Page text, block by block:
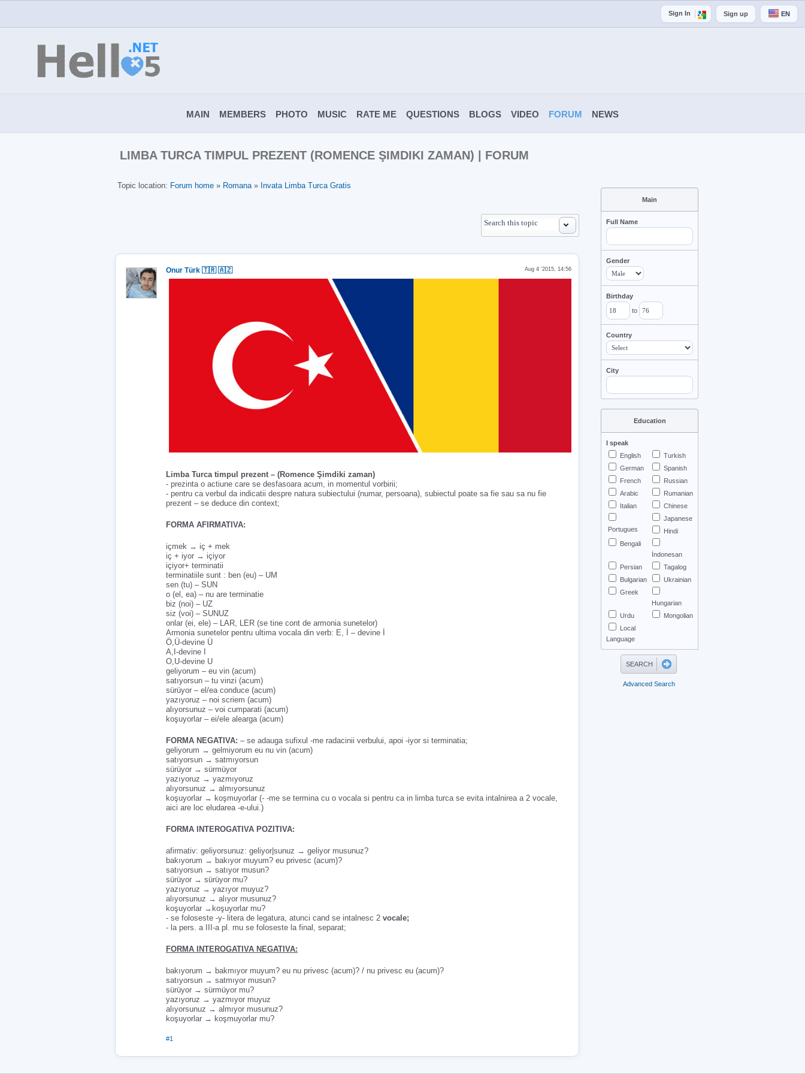
Sign In Sign up EN
MAIN MEMBERS PHOTO MUSIC RATE ME QUESTIONS BLOGS VIDEO FORUM NEWS
LIMBA TURCA TIMPUL PREZENT (ROMENCE ŞIMDIKI ZAMAN) | FORUM
Topic location: Forum home » Romana » Invata Limba Turca Gratis
Onur Türk 🇹🇷 🇦🇿 Aug 4 '2015, 14:56
Limba Turca timpul prezent – (Romence Şimdiki zaman)
- prezinta o actiune care se desfasoara acum, in momentul vorbirii;
- pentru ca verbul da indicatii despre natura subiectului (numar, persoana), subiectul poate sa fie sau sa nu fie
prezent – se deduce din context;
FORMA AFIRMATIVA:
içmek → iç + mek
iç + iyor → içiyor
içiyor+ terminatii
terminatiile sunt : ben (eu) – UM
sen (tu) – SUN
o (el, ea) – nu are terminatie
biz (noi) – UZ
siz (voi) – SUNUZ
onlar (ei, ele) – LAR, LER (se tine cont de armonia sunetelor)
Armonia sunetelor pentru ultima vocala din verb: E, İ – devine İ
Ö,Ü-devine Ü
A,I-devine I
O,U-devine U
geliyorum – eu vin (acum)
satıyorsun – tu vinzi (acum)
sürüyor – el/ea conduce (acum)
yazıyoruz – noi scriem (acum)
alıyorsunuz – voi cumparati (acum)
koşuyorlar – ei/ele alearga (acum)
FORMA NEGATIVA: – se adauga sufixul -me radacinii verbului, apoi -iyor si terminatia;
geliyorum → gelmiyorum eu nu vin (acum)
satıyorsun → satmıyorsun
sürüyor → sürmüyor
yazıyoruz → yazmıyoruz
alıyorsunuz → almıyorsunuz
koşuyorlar → koşmuyorlar (- -me se termina cu o vocala si pentru ca in limba turca se evita intalnirea a 2 vocale,
aici are loc eludarea -e-ului.)
FORMA INTEROGATIVA POZITIVA:
afirmativ: geliyorsunuz: geliyor|sunuz → geliyor musunuz?
bakıyorum → bakıyor muyum? eu privesc (acum)?
satıyorsun → satıyor musun?
sürüyor → sürüyor mu?
yazıyoruz → yazıyor muyuz?
alıyorsunuz → alıyor musunuz?
koşuyorlar →koşuyorlar mu?
- se foloseste -y- litera de legatura, atunci cand se intalnesc 2 vocale;
- la pers. a III-a pl. mu se foloseste la final, separat;
FORMA INTEROGATIVA NEGATIVA:
bakıyorum → bakmıyor muyum? eu nu privesc (acum)? / nu privesc eu (acum)?
satıyorsun → satmıyor musun?
sürüyor → sürmüyor mu?
yazıyoruz → yazmıyor muyuz
alıyorsunuz → almıyor musunuz?
koşuyorlar → koşmuyorlar mu?
#1
Main
Full Name
Gender
Birthday
to
Country
City
Education
I speak
English
Turkish
German
Spanish
French
Russian
Arabic
Rumanian
Italian
Chinese
Portugues
Japanese
Hindi
Bengali
İndonesan
Persian
Tagalog
Bulgarian
Ukrainian
Greek
Hungarian
Urdu
Mongolian
Local
Language
Advanced Search